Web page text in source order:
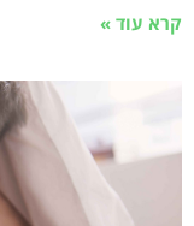
קרא עוד »